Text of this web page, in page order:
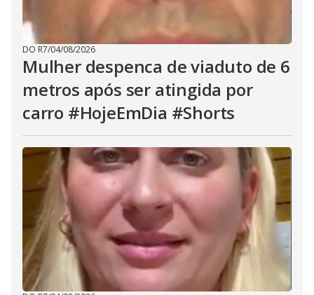
DO R7/04/08/2026
Mulher despenca de viaduto de 6
metros após ser atingida por
carro #HojeEmDia #Shorts